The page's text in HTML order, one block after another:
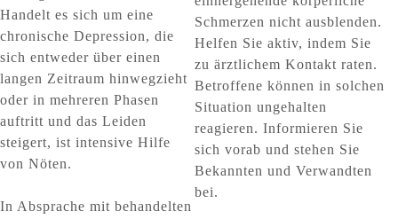
Handelt es sich um eine
chronische Depression, die
sich entweder über einen
langen Zeitraum hinwegzieht
oder in mehreren Phasen
auftritt und das Leiden
steigert, ist intensive Hilfe
von Nöten.
In Absprache mit behandelten
Schmerzen nicht ausblenden.
Helfen Sie aktiv, indem Sie
zu ärztlichem Kontakt raten.
Betroffene können in solchen
Situation ungehalten
reagieren. Informieren Sie
sich vorab und stehen Sie
Bekannten und Verwandten
bei.